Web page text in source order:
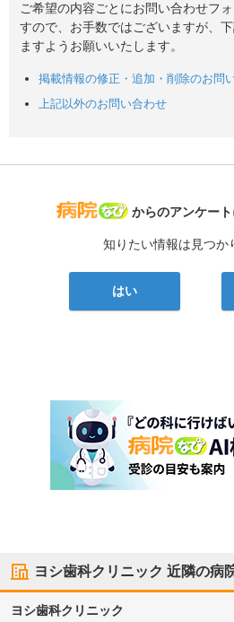
ご希望の内容ごとにお問い合わせフ
すので、お手数ではございますが、
ますようお願いいたします。
掲載情報の修正・追加・削除のお問
上記以外のお問い合わせ
病院なび
からのアンケート
知りたい情報は見つか
はい
ヨシ歯科クリニック 近隣の病
ヨシ歯科クリニック